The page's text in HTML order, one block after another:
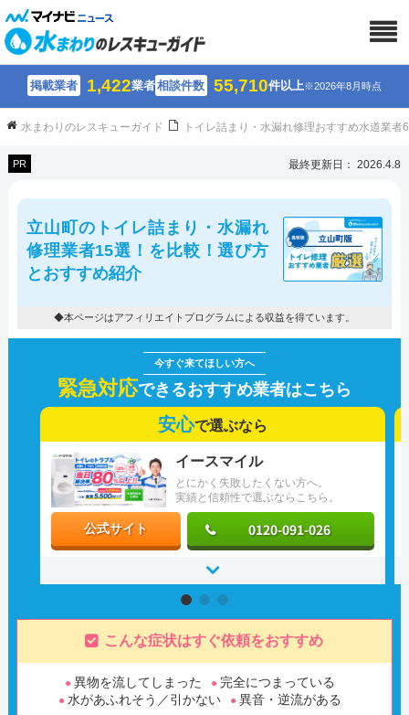
掲載業者 1,422業者相談件数 55,710件以上※2026年8月時点
水まわりのレスキューガイド トイレ詰まり・水漏れ修理おすすめ水道業
PR 最終更新日： 2026.4.8
立山町のトイレ詰まり・水漏れ
修理業者15選！を比較！選び方
とおすすめ紹介
◆本ページはアフィリエイトプログラムによる収益を得ています。
緊急対応できるおすすめ業者はこちら
安心で選ぶなら
とにかく失敗したくない方へ。
実績と信頼性で選ぶならこちら。
イースマイル
公式サイト 0120-091-026
こんな症状はすぐ依頼をおすすめ
異物を流してしまった
完全につまっている
水があふれそう／引かない
異音・逆流がある